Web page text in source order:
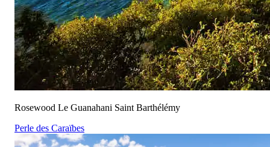
Rosewood Le Guanahani Saint Barthélémy
Perle des Caraïbes